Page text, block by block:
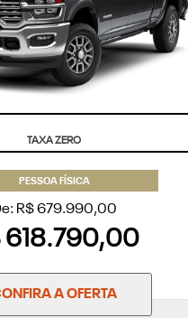
TAXA ZERO
PESSOA FÍSICA
R$ 679.990,00
618.790,00
A OFERTA